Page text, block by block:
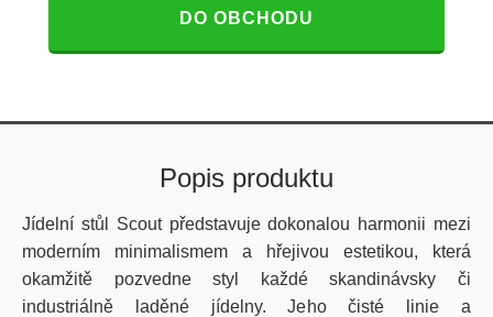
DO OBCHODU
Popis produktu
Jídelní stůl Scout představuje dokonalou harmonii mezi
moderním minimalismem a hřejivou estetikou, která
okamžitě pozvedne styl každé skandinávsky či
industriálně laděné jídelny. Jeho čisté linie a